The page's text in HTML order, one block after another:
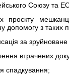
Союзу та
проєкту
допомогу з таких
за
втрачених
спадкування;